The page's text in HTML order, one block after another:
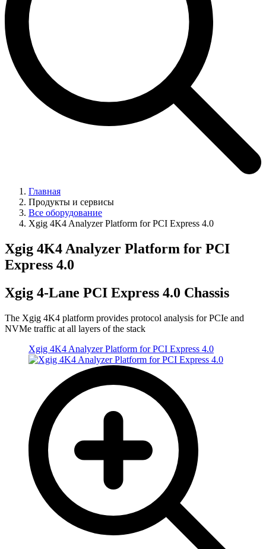
Главная
Продукты и сервисы
Все оборудование
Xgig 4K4 Analyzer Platform for PCI Express 4.0
Xgig 4K4 Analyzer Platform for PCI
Express 4.0
Xgig 4-Lane PCI Express 4.0 Chassis
The Xgig 4K4 platform provides protocol analysis for PCIe and
NVMe traffic at all layers of the stack
Xgig 4K4 Analyzer Platform for PCI Express 4.0